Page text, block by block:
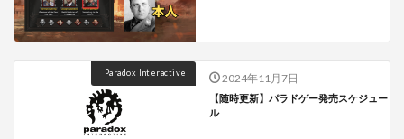
Paradox Interactive 2024年11月7日
【随時更新】パラドゲー発売スケジュー
ル